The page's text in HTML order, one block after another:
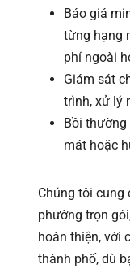
Báo giá
từng hạng
phí ngoài
Giám sát
trình, xử lý
Bồi thường
mát hoặc
Chúng tôi cung
phường trọn
hoàn thiện, với
thành phố, dù